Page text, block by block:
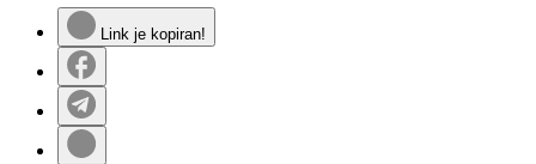
Link je kopiran!